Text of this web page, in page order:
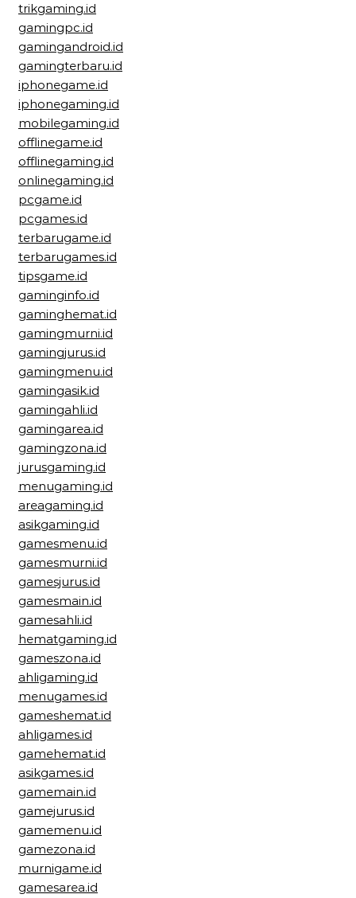
trikgaming.id
gamingpc.id
gamingandroid.id
gamingterbaru.id
iphonegame.id
iphonegaming.id
mobilegaming.id
offlinegame.id
offlinegaming.id
onlinegaming.id
pcgame.id
pcgames.id
terbarugame.id
terbarugames.id
tipsgame.id
gaminginfo.id
gaminghemat.id
gamingmurni.id
gamingjurus.id
gamingmenu.id
gamingasik.id
gamingahli.id
gamingarea.id
gamingzona.id
jurusgaming.id
menugaming.id
areagaming.id
asikgaming.id
gamesmenu.id
gamesmurni.id
gamesjurus.id
gamesmain.id
gamesahli.id
hematgaming.id
gameszona.id
ahligaming.id
menugames.id
gameshemat.id
ahligames.id
gamehemat.id
asikgames.id
gamemain.id
gamejurus.id
gamemenu.id
gamezona.id
murnigame.id
gamesarea.id